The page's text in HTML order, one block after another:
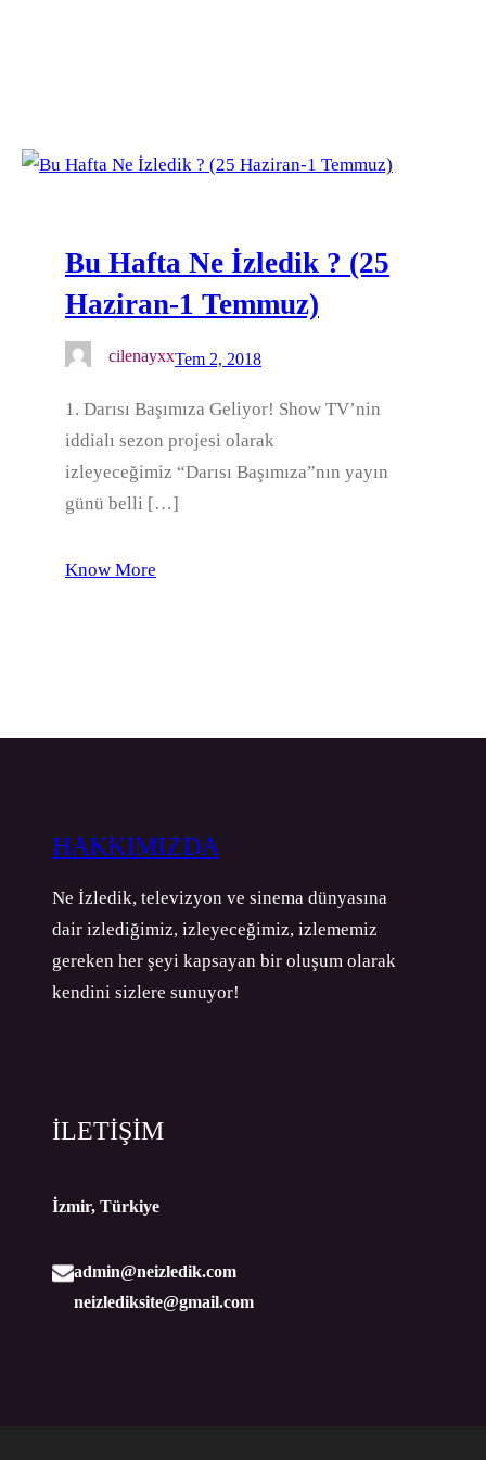
Bu Hafta Ne İzledik ? (25
Haziran-1 Temmuz)
cilenayxxTem 2, 2018
1. Darısı Başımıza Geliyor! Show TV’nin
iddialı sezon projesi olarak
izleyeceğimiz “Darısı Başımıza”nın yayın
günü belli […]
Know More
HAKKIMIZDA
Ne İzledik, televizyon ve sinema dünyasına
dair izlediğimiz, izleyeceğimiz, izlememiz
gereken her şeyi kapsayan bir oluşum olarak
kendini sizlere sunuyor!
İLETİŞİM
İzmir, Türkiye
admin@neizledik.com
neizlediksite@gmail.com